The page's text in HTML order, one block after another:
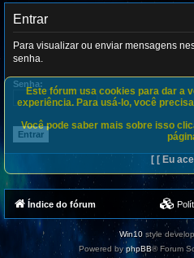
Entrar
Para visualizar ou enviar mensagens
senha.
Senha:
Este fórum usa cookies para dar a
experiência. Para usá-lo, você
Você pode saber mais sobre isso
[ [ Eu
Índice do fórum
Win10style
Powered byphpBB® Forum